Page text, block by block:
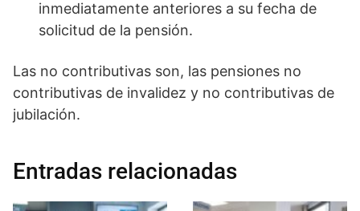
inmediatamente anteriores a su fecha de
solicitud de la pensión.
Las no contributivas son, las pensiones no
contributivas de invalidez y no contributivas de
jubilación.
Entradas relacionadas